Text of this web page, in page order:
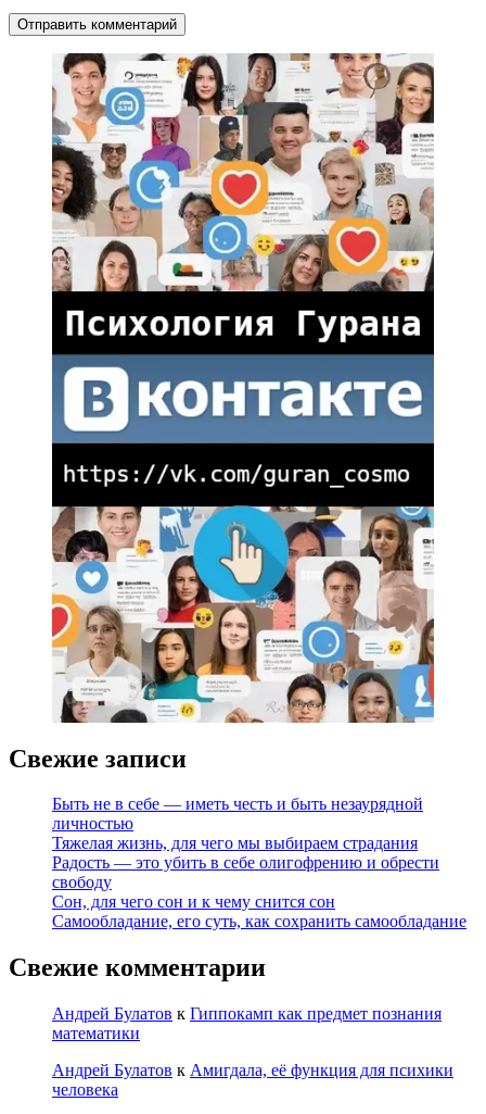
Свежие записи
Быть не в себе — иметь честь и быть незаурядной
личностью
Тяжелая жизнь, для чего мы выбираем страдания
Радость — это убить в себе олигофрению и обрести
свободу
Сон, для чего сон и к чему снится сон
Самообладание, его суть, как сохранить самообладание
Свежие комментарии
Андрей Булатов к Гиппокамп как предмет познания
математики
Андрей Булатов к Амигдала, её функция для психики
человека